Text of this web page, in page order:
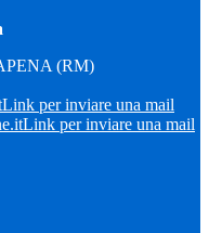
(RM)
Link per inviare una mail
Link per inviare una mail